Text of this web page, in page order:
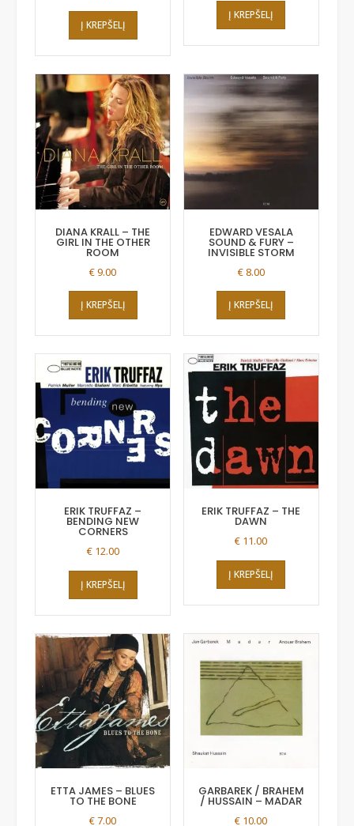
Į KREPŠELĮ
Į KREPŠELĮ
DIANA KRALL – THE
GIRL IN THE OTHER
ROOM
€9.00
Į KREPŠELĮ
EDWARD VESALA
SOUND & FURY –
INVISIBLE STORM
€ 8.00
Į KREPŠELĮ
ERIK TRUFFAZ –
BENDING NEW
CORNERS
€ 12.00
Į KREPŠELĮ
ERIK TRUFFAZ – THE
DAWN
€ 11.00
Į KREPŠELĮ
ETTA JAMES – BLUES
TO THE BONE
€7.00
GARBAREK / BRAHEM
/ HUSSAIN – MADAR
€ 10.00